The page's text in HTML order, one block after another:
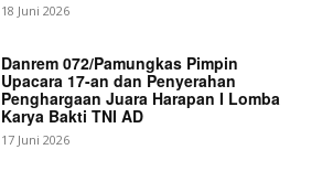
18 Juni 2026
Danrem 072/Pamungkas Pimpin
Upacara 17-an dan Penyerahan
Penghargaan Juara Harapan I Lomba
Karya Bakti TNI AD
17 Juni 2026